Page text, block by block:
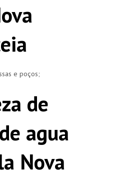
e poços;
de
agua
Nova